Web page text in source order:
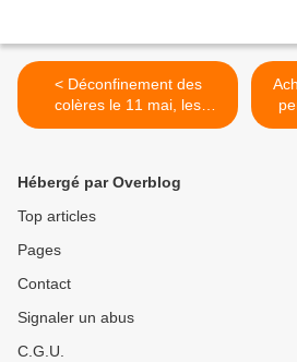
< Déconfinement des
colères le 11 mai, les
premiers appels
Hébergé par Overblog
Top articles
Pages
Contact
Signaler un abus
C.G.U.